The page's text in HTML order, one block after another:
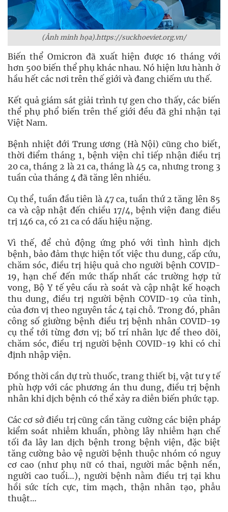
(Ảnh minh họa).https://suckhoeviet.org.vn/
Biến thể Omicron đã xuất hiện được 16 tháng với
hơn 500 biến thể phụ khác nhau. Nó hiện lưu hành ở
hầu hết các nơi trên thế giới và đang chiếm ưu thế.
Kết quả giám sát giải trình tự gen cho thấy, các biến
thể phụ phổ biến trên thế giới đều đã ghi nhận tại
Việt Nam.
Bệnh nhiệt đới Trung ương (Hà Nội) cũng cho biết,
thời điểm tháng 1, bệnh viện chỉ tiếp nhận điều trị
20 ca, tháng 2 là 21 ca, tháng là 45 ca, nhưng trong 3
tuần của tháng 4 đã tăng lên nhiều.
Cụ thể, tuần đầu tiên là 47 ca, tuần thứ 2 tăng lên 85
ca và cập nhật đến chiều 17/4, bệnh viện đang điều
trị 146 ca, có 21 ca có dấu hiệu nặng.
Vì thế, để chủ động ứng phó với tình hình dịch
bệnh, bảo đảm thực hiện tốt việc thu dung, cấp cứu,
chăm sóc, điều trị hiệu quả cho người bệnh COVID-
19, hạn chế đến mức thấp nhất các trường hợp tử
vong, Bộ Y tế yêu cầu rà soát và cập nhật kế hoạch
thu dung, điều trị người bệnh COVID-19 của tỉnh,
của đơn vị theo nguyên tắc 4 tại chỗ. Trong đó, phân
công số giường bệnh điều trị bệnh nhân COVID-19
cụ thể tới từng đơn vị; bố trí nhân lực để theo dõi,
chăm sóc, điều trị người bệnh COVID-19 khi có chỉ
định nhập viện.
Đồng thời cần dự trù thuốc, trang thiết bị, vật tư y tế
phù hợp với các phương án thu dung, điều trị bệnh
nhân khi dịch bệnh có thể xảy ra diễn biến phức tạp.
Các cơ sở điều trị cũng cần tăng cường các biện pháp
kiểm soát nhiễm khuẩn, phòng lây nhiễm hạn chế
tối đa lây lan dịch bệnh trong bệnh viện, đặc biệt
tăng cường bảo vệ người bệnh thuộc nhóm có nguy
cơ cao (như phụ nữ có thai, người mắc bệnh nền,
người cao tuổi…), người bệnh nằm điều trị tại khu
hồi sức tích cực, tim mạch, thận nhân tạo, phẫu
thuật…